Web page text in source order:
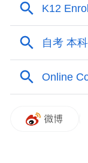
不得再次报
（二）学历
应当具备大
职业学校专